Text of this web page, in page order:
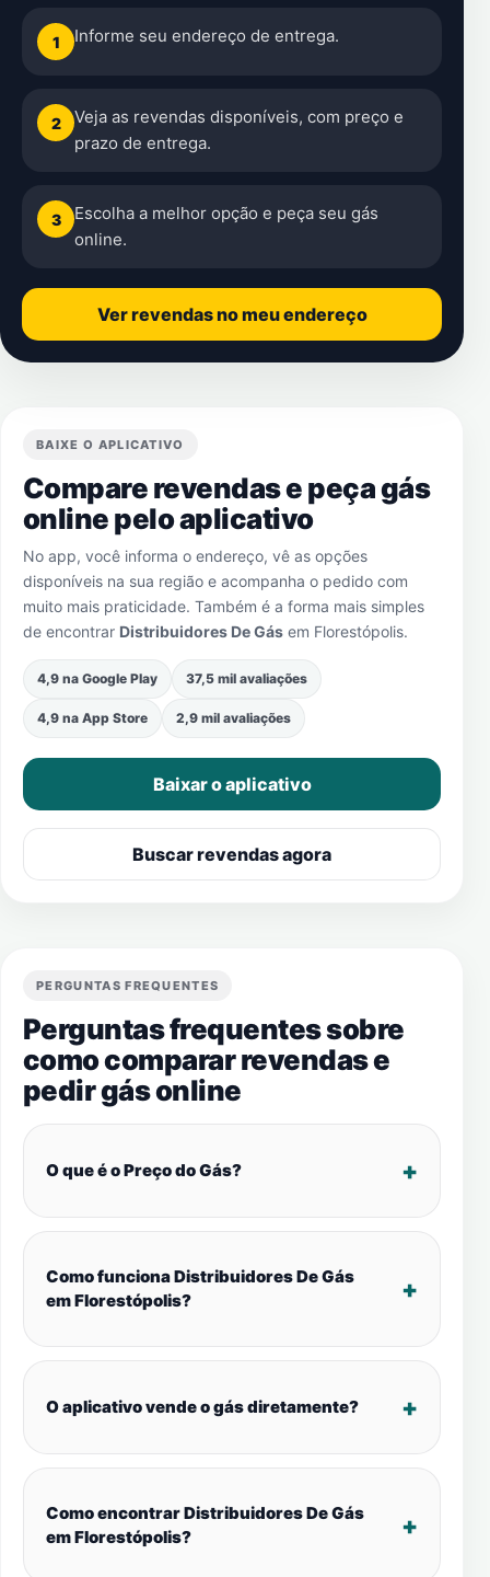
1 Informe seu endereço de entrega.
2
Veja as revendas disponíveis, com preço e
prazo de entrega.
3
Escolha a melhor opção e peça seu gás
online.
Ver revendas no meu endereço
BAIXE O APLICATIVO
Compare revendas e peça gás
online pelo aplicativo
No app, você informa o endereço, vê as opções
disponíveis na sua região e acompanha o pedido com
muito mais praticidade. Também é a forma mais simples
de encontrar Distribuidores De Gás em Florestópolis.
4,9 na Google Play 37,5 mil avaliações
4,9 na App Store 2,9 mil avaliações
Baixar o aplicativo
Buscar revendas agora
PERGUNTAS FREQUENTES
Perguntas frequentes sobre
como comparar revendas e
pedir gás online
O que é o Preço do Gás?
Como funciona Distribuidores De Gás
em Florestópolis?
O aplicativo vende o gás diretamente?
Como encontrar Distribuidores De Gás
em Florestópolis?